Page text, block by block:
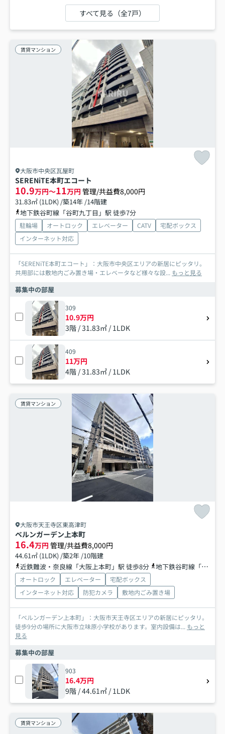
すべて見る（全7戸）
賃貸マンション
大阪市中央区瓦屋町
SERENiTE本町エコート
10.9万円～11万円 管理/共益費8,000円
31.83㎡ (1LDK) /築14年 /14階建
地下鉄谷町線「谷町九丁目」駅 徒歩7分
駐輪場 オートロック エレベーター CATV
宅配ボックス
インターネット対応
「SERENiTE本町エコート」：大阪市中央区エリアの新居にピッタリ。
共用部には敷地内ごみ置き場・エレベータなど様々な設... もっと見る
募集中の部屋
309
10.9万円
3階 / 31.83㎡ / 1LDK
409
11万円
4階 / 31.83㎡ / 1LDK
賃貸マンション
大阪市天王寺区東高津町
ベルンガーデン上本町
16.4万円 管理/共益費8,000円
44.61㎡ (1LDK) /築2年 /10階建
近鉄難波・奈良線「大阪上本町」駅 徒歩8分
地下鉄谷町線「谷町九丁目」駅 徒歩9分
オートロック エレベーター
宅配ボックス
インターネット対応
防犯カメラ 敷地内ごみ置き場
「ベルンガーデン上本町」：大阪市天王寺区エリアの新居にピッタリ。
徒歩9分の場所に大阪市立味原小学校があります。室内設備は... もっと
見る
募集中の部屋
903
16.4万円
9階 / 44.61㎡ / 1LDK
賃貸マンション